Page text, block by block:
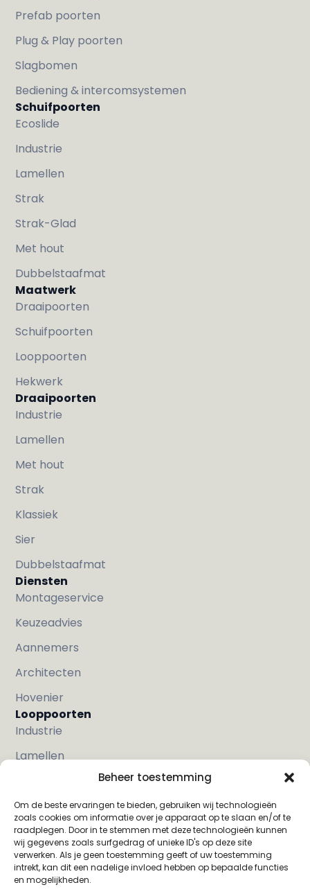
Beheer toestemming
Om de beste ervaringen te bieden, gebruiken wij technologieën
zoals cookies om informatie over je apparaat op te slaan en/of te
raadplegen. Door in te stemmen met deze technologieën kunnen
wij gegevens zoals surfgedrag of unieke ID's op deze site
verwerken. Als je geen toestemming geeft of uw toestemming
intrekt, kan dit een nadelige invloed hebben op bepaalde functies
en mogelijkheden.
Prefab poorten
Plug & Play poorten
Slagbomen
Bediening & intercomsystemen
Schuifpoorten
Ecoslide
Industrie
Lamellen
Strak
Strak-Glad
Met hout
Dubbelstaafmat
Maatwerk
Draaipoorten
Schuifpoorten
Looppoorten
Hekwerk
Draaipoorten
Industrie
Lamellen
Met hout
Strak
Klassiek
Sier
Dubbelstaafmat
Diensten
Montageservice
Keuzeadvies
Aannemers
Architecten
Hovenier
Looppoorten
Industrie
Lamellen
Strak
Klassiek
Sier